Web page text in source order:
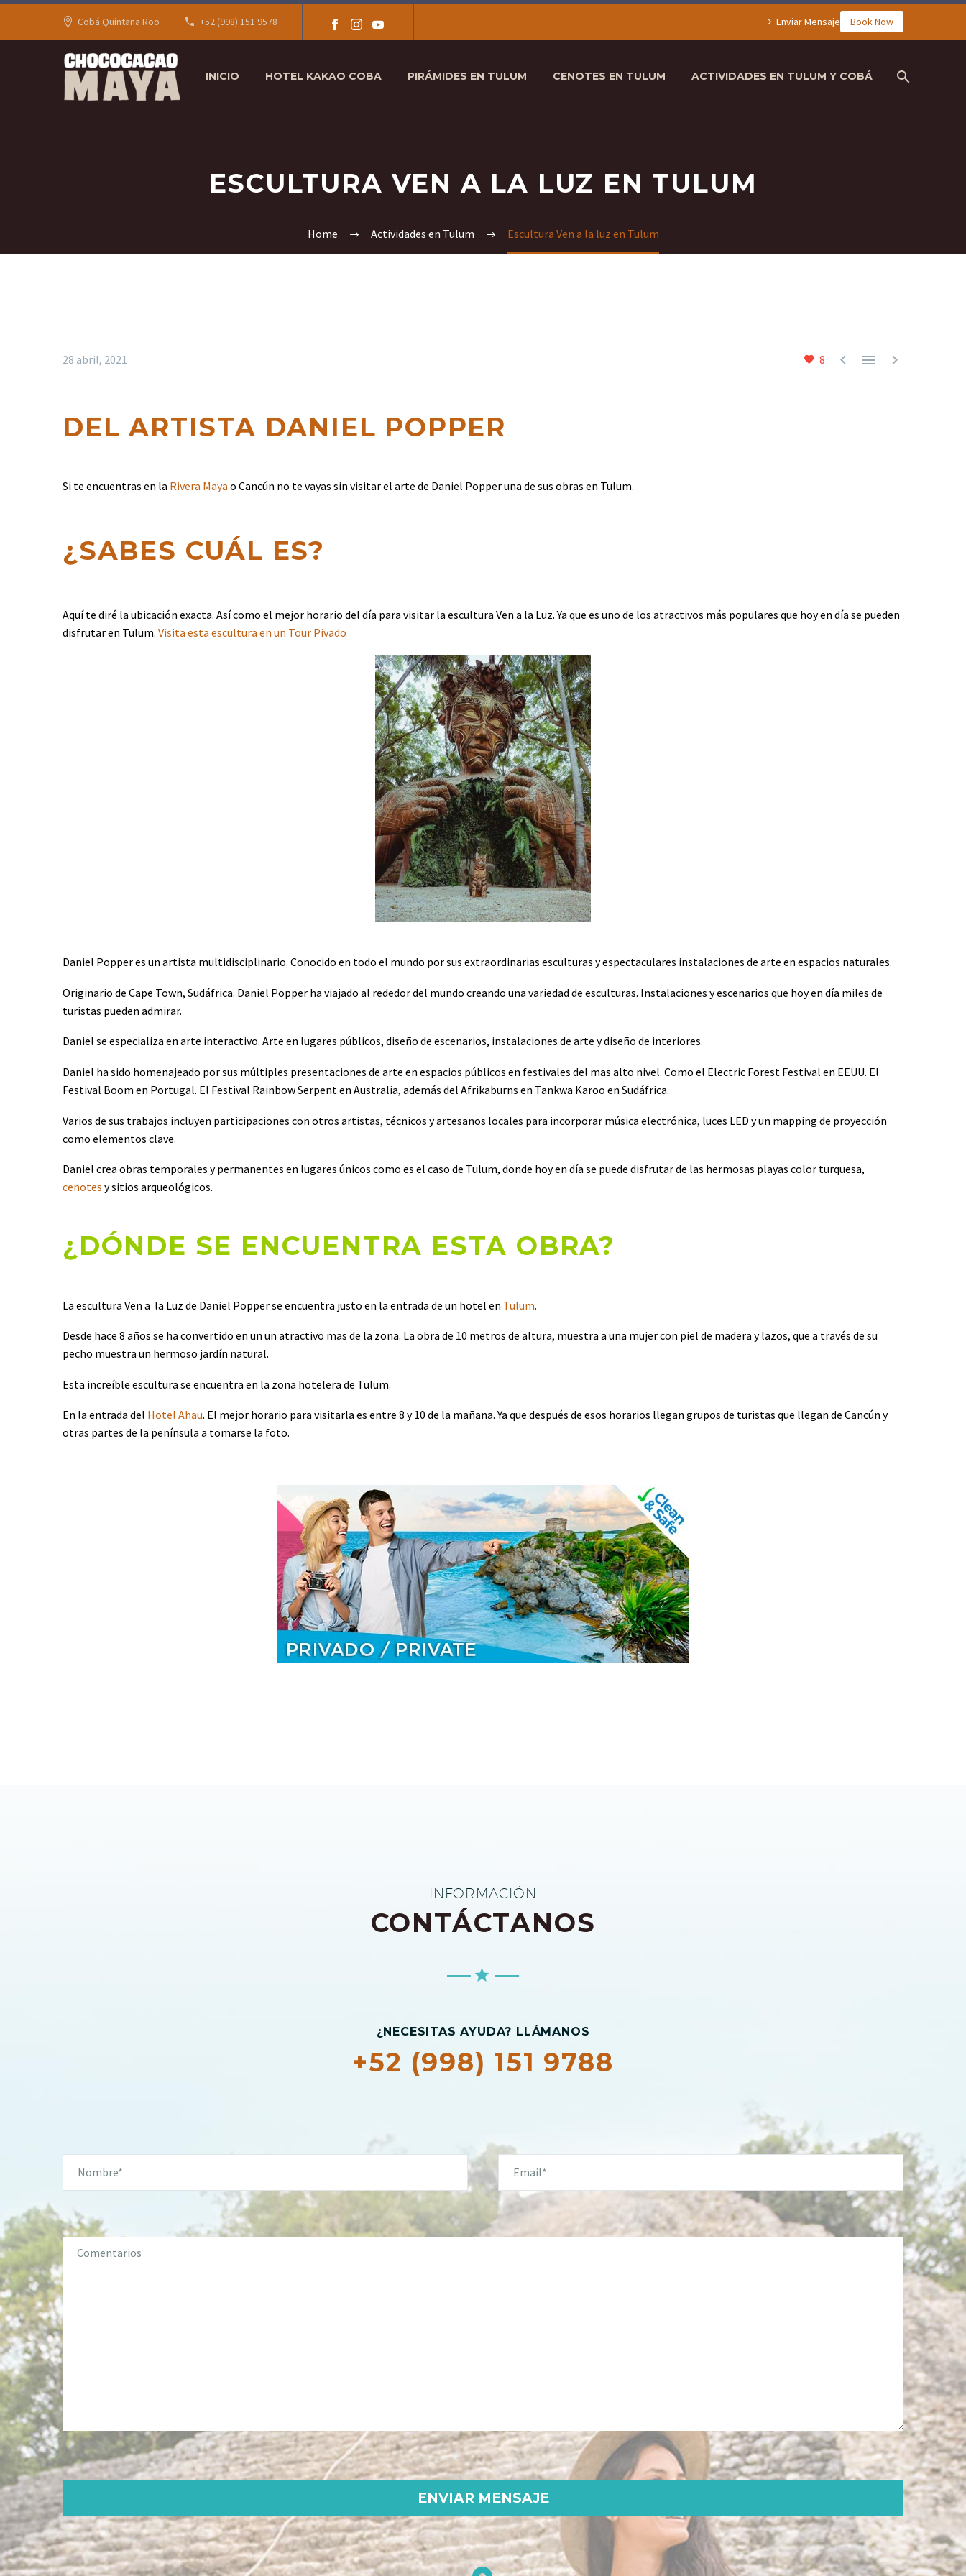
Cobá Quintana Roo +52 (998) 151 9578 Enviar Mensaje Book Now
INICIO HOTEL KAKAO COBA PIRÁMIDES EN TULUM CENOTES EN TULUM ACTIVIDADES EN TULUM Y COBÁ
ESCULTURA VEN A LA LUZ EN TULUM
Home Actividades en Tulum Escultura Ven a la luz en Tulum
8   
28 abril, 2021
DEL ARTISTA DANIEL POPPER
Si te encuentras en la Rivera Maya o Cancún no te vayas sin visitar el arte de Daniel Popper una de sus obras en Tulum.
¿SABES CUÁL ES?
Aquí te diré la ubicación exacta. Así como el mejor horario del día para visitar la escultura Ven a la Luz. Ya que es uno de los atractivos más populares que hoy en día se pueden
disfrutar en Tulum. Visita esta escultura en un Tour Pivado
Daniel Popper es un artista multidisciplinario. Conocido en todo el mundo por sus extraordinarias esculturas y espectaculares instalaciones de arte en espacios naturales.
Originario de Cape Town, Sudáfrica. Daniel Popper ha viajado al rededor del mundo creando una variedad de esculturas. Instalaciones y escenarios que hoy en día miles de
turistas pueden admirar.
Daniel se especializa en arte interactivo. Arte en lugares públicos, diseño de escenarios, instalaciones de arte y diseño de interiores.
Daniel ha sido homenajeado por sus múltiples presentaciones de arte en espacios públicos en festivales del mas alto nivel. Como el Electric Forest Festival en EEUU. El
Festival Boom en Portugal. El Festival Rainbow Serpent en Australia, además del Afrikaburns en Tankwa Karoo en Sudáfrica.
Varios de sus trabajos incluyen participaciones con otros artistas, técnicos y artesanos locales para incorporar música electrónica, luces LED y un mapping de proyección
como elementos clave.
Daniel crea obras temporales y permanentes en lugares únicos como es el caso de Tulum, donde hoy en día se puede disfrutar de las hermosas playas color turquesa,
cenotes y sitios arqueológicos.
¿DÓNDE SE ENCUENTRA ESTA OBRA?
La escultura Ven a la Luz de Daniel Popper se encuentra justo en la entrada de un hotel en Tulum.
Desde hace 8 años se ha convertido en un un atractivo mas de la zona. La obra de 10 metros de altura, muestra a una mujer con piel de madera y lazos, que a través de su
pecho muestra un hermoso jardín natural.
Esta increíble escultura se encuentra en la zona hotelera de Tulum.
En la entrada del Hotel Ahau. El mejor horario para visitarla es entre 8 y 10 de la mañana. Ya que después de esos horarios llegan grupos de turistas que llegan de Cancún y
otras partes de la península a tomarse la foto.
INFORMACIÓN
CONTÁCTANOS
¿NECESITAS AYUDA? LLÁMANOS
+52 (998) 151 9788